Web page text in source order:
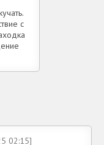
с
02:15]